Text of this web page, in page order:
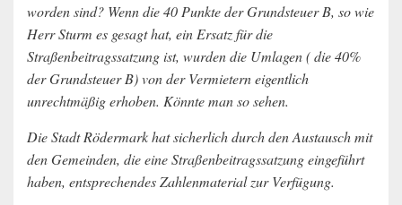
worden sind? Wenn die 40 Punkte der Grundsteuer B, so wie
Herr Sturm es gesagt hat, ein Ersatz für die
Straßenbeitragssatzung ist, wurden die Umlagen ( die 40%
der Grundsteuer B) von der Vermietern eigentlich
unrechtmäßig erhoben. Könnte man so sehen.
Die Stadt Rödermark hat sicherlich durch den Austausch mit
den Gemeinden, die eine Straßenbeitragssatzung eingeführt
haben, entsprechendes Zahlenmaterial zur Verfügung.